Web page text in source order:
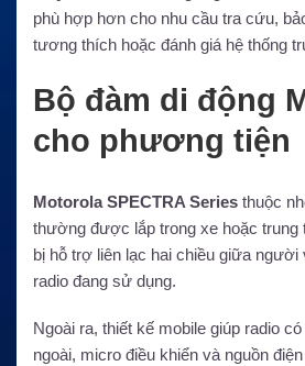
phù hợp hơn cho nhu cầu tra cứu,
tương thích hoặc đánh giá hệ thống
Bộ đàm di động
cho phương tiện
Motorola SPECTRA Series thuộc
thường được lắp trong xe hoặc trung
bị hỗ trợ liên lạc hai chiều giữa người
radio đang sử dụng.
Ngoài ra, thiết kế mobile giúp radio
ngoài, micro điều khiển và nguồn